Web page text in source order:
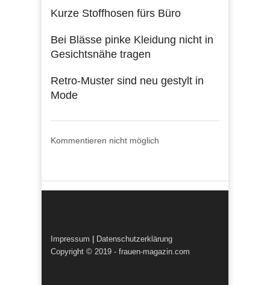
Kurze Stoffhosen fürs Büro
Bei Blässe pinke Kleidung nicht in
Gesichtsnähe tragen
Retro-Muster sind neu gestylt in
Mode
Kommentieren nicht möglich
Impressum
Datenschutzerklärung
Copyright © 2019 - frauen-magazin.com